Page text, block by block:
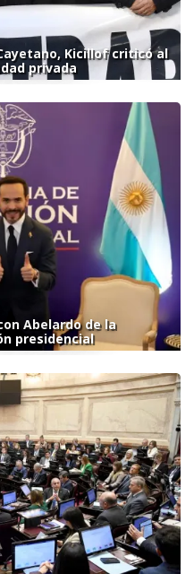
Kicillof criticó al
privada
Abelardo de la
presidencial